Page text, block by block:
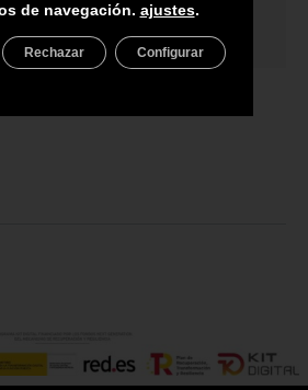
PRODUCTO NO INCLUYE
de navegación. ajustes.
Rechazar Configurar